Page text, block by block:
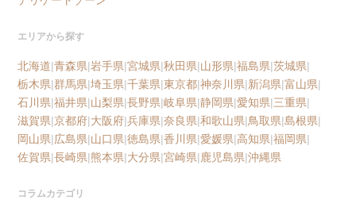
エリアから探す
北海道|青森県|岩手県|宮城県|秋田県|山形県|福島県|茨城県|
栃木県|群馬県|埼玉県|千葉県|東京都|神奈川県|新潟県|富山県|
石川県|福井県|山梨県|長野県|岐阜県|静岡県|愛知県|三重県|
滋賀県|京都府|大阪府|兵庫県|奈良県|和歌山県|鳥取県|島根県|
岡山県|広島県|山口県|徳島県|香川県|愛媛県|高知県|福岡県|
佐賀県|長崎県|熊本県|大分県|宮崎県|鹿児島県|沖縄県
コラムカテゴリ